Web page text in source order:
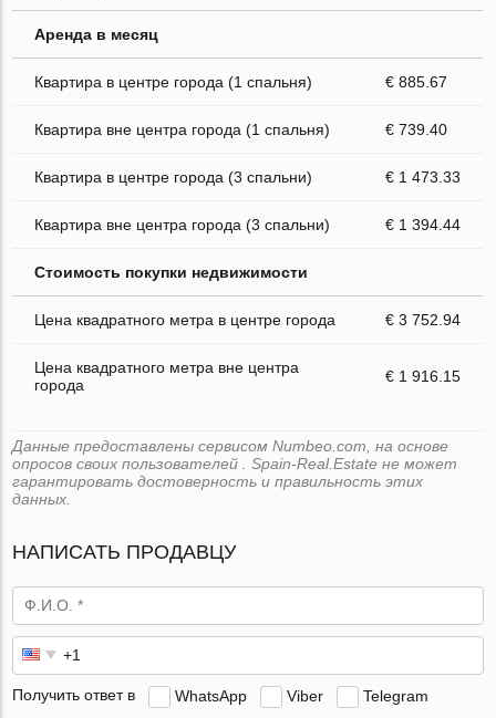
Аренда в месяц
Квартира в центре города (1 спальня) € 885.67
Квартира вне центра города (1 спальня) € 739.40
Квартира в центре города (3 спальни) € 1 473.33
Квартира вне центра города (3 спальни) € 1 394.44
Стоимость покупки недвижимости
Цена квадратного метра в центре города € 3 752.94
Цена квадратного метра вне центра
города
€ 1 916.15
Данные предоставлены сервисом Numbeo.com, на основе
опросов своих пользователей . Spain-Real.Estate не может
гарантировать достоверность и правильность этих
данных.
НАПИСАТЬ ПРОДАВЦУ
Получить ответ в WhatsApp Viber Telegram